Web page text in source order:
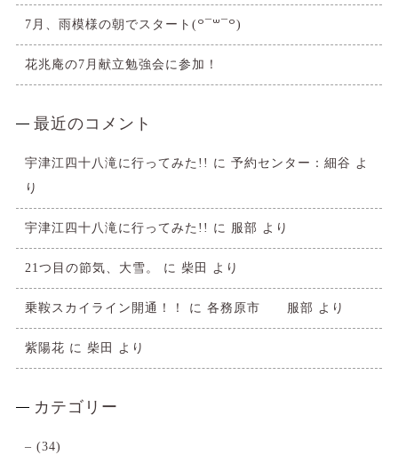
7月、雨模様の朝でスタート(꒪¯꒳​¯꒪)
花兆庵の7月献立勉強会に参加！
最近のコメント
宇津江四十八滝に行ってみた!! に 予約センター：細谷 よ
り
宇津江四十八滝に行ってみた!! に 服部 より
21つ目の節気、大雪。 に 柴田 より
乗鞍スカイライン開通！！ に 各務原市 服部 より
紫陽花 に 柴田 より
カテゴリー
– (34)